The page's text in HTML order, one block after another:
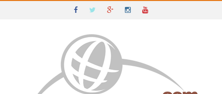
IGUAÍ E SUDOESTE DA BAHIA